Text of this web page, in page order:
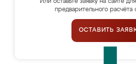
Или оставьте заявку на сайте
предварительного расчёта
ОСТАВИТЬ